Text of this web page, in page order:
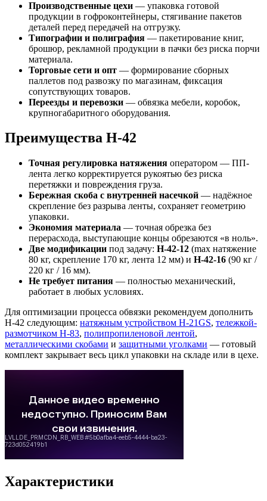
Производственные цехи — упаковка готовой
продукции в гофроконтейнеры, стягивание пакетов
деталей перед передачей на отгрузку.
Типографии и полиграфия — пакетирование книг,
брошюр, рекламной продукции в пачки без риска порчи
материала.
Торговые сети и опт — формирование сборных
паллетов под развозку по магазинам, фиксация
сопутствующих товаров.
Переезды и перевозки — обвязка мебели, коробок,
крупногабаритного оборудования.
Преимущества H-42
Точная регулировка натяжения оператором — ПП-
лента легко корректируется рукоятью без риска
перетяжки и повреждения груза.
Бережная скоба с внутренней насечкой — надёжное
скрепление без разрыва ленты, сохраняет геометрию
упаковки.
Экономия материала — точная обрезка без
перерасхода, выступающие концы обрезаются «в ноль».
Две модификации под задачу: H-42-12 (max натяжение
80 кг, скрепление 170 кг, лента 12 мм) и H-42-16 (90 кг /
220 кг / 16 мм).
Не требует питания — полностью механический,
работает в любых условиях.
Для оптимизации процесса обвязки рекомендуем дополнить
H-42 следующим: натяжным устройством H-21GS, тележкой-
размотчиком H-83, полипропиленовой лентой,
металлическими скобами и защитными уголками — готовый
комплект закрывает весь цикл упаковки на складе или в цехе.
Характеристики